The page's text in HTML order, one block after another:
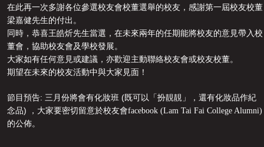
在此再一次多謝各位參選校友會校董選舉的校友 ， 感謝第一屆校友校董
梁嘉健先生的付出。
同時 ， 恭喜王皓炘先生當選 ， 在未來兩年的任期能將校友的意見帶入校
董會 ， 協助校友會及學校發展。
大家如有任何意見或建議 ， 亦歡迎主動聯絡校友會或校友校董。
期望在未來的校友活動中與大家見面 ！
節目預告: 三月份將會有化妝班 (既可以「扮靚靚」 ， 還有化妝品作紀
念品) ， 大家要密切留意於校友會facebook (Lam Tai Fai College Alumni)
的公佈。